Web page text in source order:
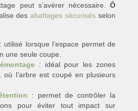
peut s’avérer nécessaire. Ô
desabattages sécurisés selon
: utilisé lorsque l’espace permet de
une seule coupe.
: idéal pour les zones
où l’arbre est coupé en plusieurs
: permet de contrôler la
pour éviter tout impact sur